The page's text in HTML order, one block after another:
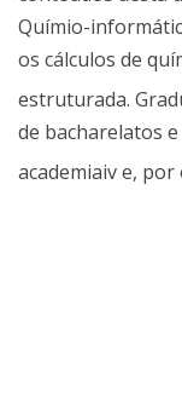
Químio-
os cálculos de
estruturada.
de bacharelatos
academiaiv e, por